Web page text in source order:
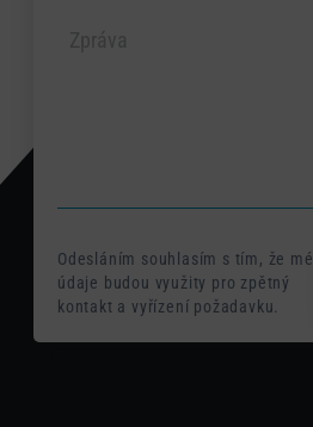
Odesláním souhlasím s tím, že mé
údaje budou využity pro zpětný
kontakt a vyřízení požadavku.